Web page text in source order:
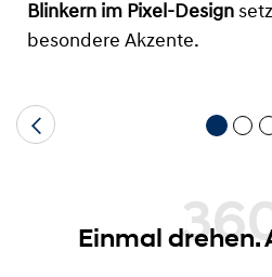
Blinkern im Pixel-Design
besondere Akzente.
360°
Einmal drehen.